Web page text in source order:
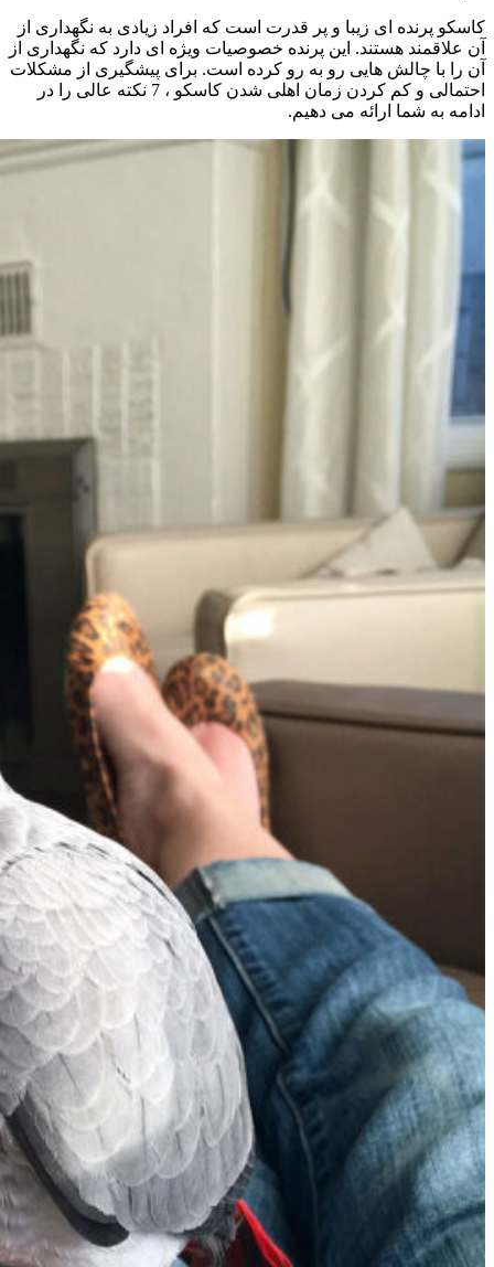
کاسکو پرنده ای زیبا و پر قدرت است که افراد زیادی به نگهداری از
آن علاقمند هستند. این پرنده خصوصیات ویژه ای دارد که نگهداری از
آن را با چالش هایی رو به رو کرده است. برای پیشگیری از مشکلات
احتمالی و کم کردن زمان اهلی شدن کاسکو ، 7 نکته عالی را در
ادامه به شما ارائه می دهیم.